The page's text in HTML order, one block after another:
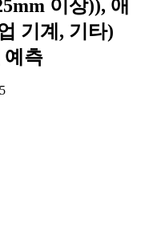
이상)), 애
기계, 기타)
예측